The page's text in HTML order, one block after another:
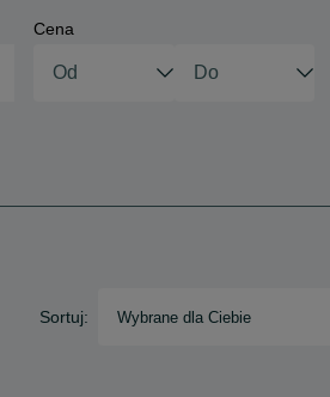
Cena
Sortuj: Wybrane dla Ciebie